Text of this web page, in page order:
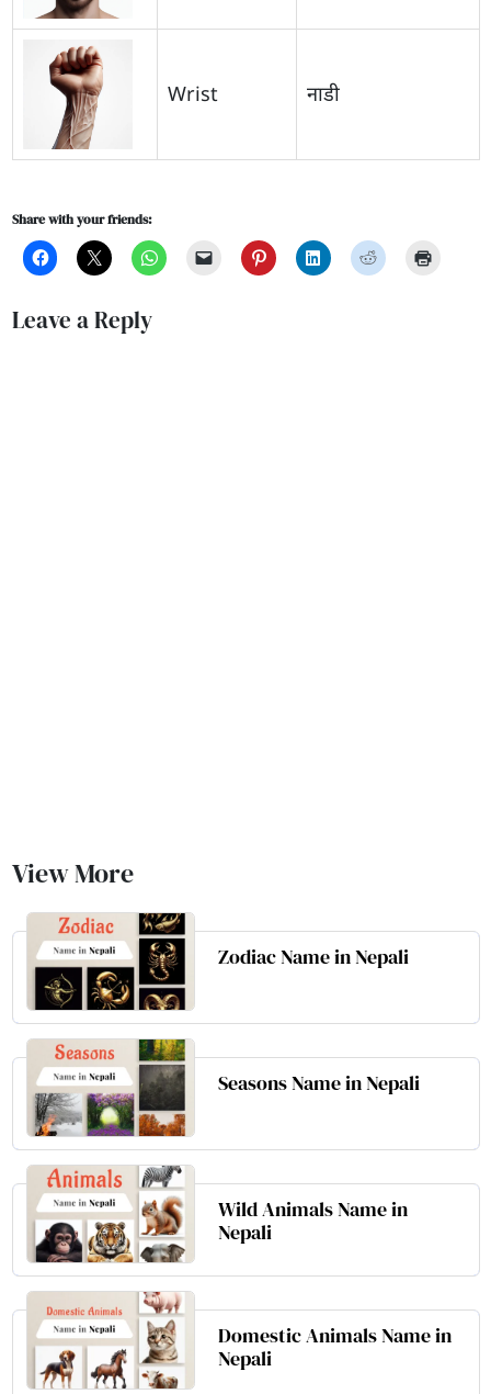
Wrist नाडी
Share with your friends:
Leave a Reply
View More
Zodiac Name in Nepali
Seasons Name in Nepali
Wild Animals Name in
Nepali
Domestic Animals Name in
Nepali